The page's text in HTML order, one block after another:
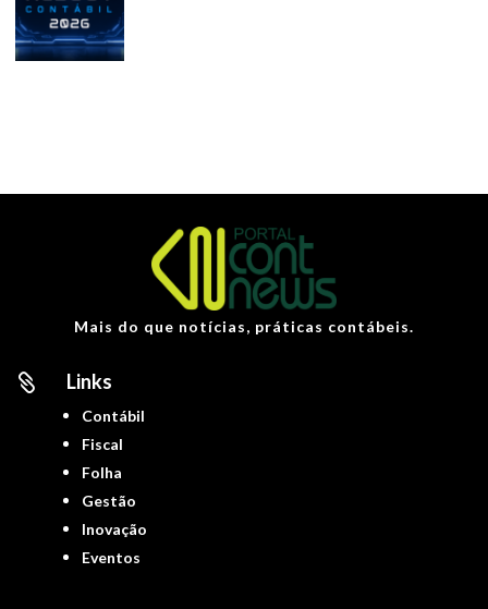
Mais do que notícias, práticas contábeis.
 Links
Contábil
Fiscal
Folha
Gestão
Inovação
Eventos